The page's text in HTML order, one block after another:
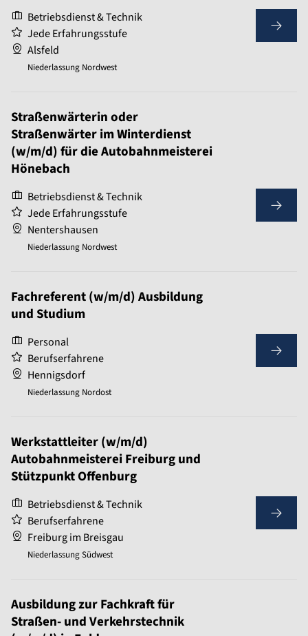
Betriebsdienst & Technik
Jede Erfahrungsstufe
Alsfeld
Niederlassung Nordwest
Straßenwärterin oder
Straßenwärter im Winterdienst
(w/m/d) für die Autobahnmeisterei
Hönebach
Betriebsdienst & Technik
Jede Erfahrungsstufe
Nentershausen
Niederlassung Nordwest
Fachreferent (w/m/d) Ausbildung
und Studium
Personal
Berufserfahrene
Hennigsdorf
Niederlassung Nordost
Werkstattleiter (w/m/d)
Autobahnmeisterei Freiburg und
Stützpunkt Offenburg
Betriebsdienst & Technik
Berufserfahrene
Freiburg im Breisgau
Niederlassung Südwest
Ausbildung zur Fachkraft für
Straßen- und Verkehrstechnik